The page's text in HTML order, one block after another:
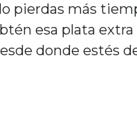
pierdas más
esa plata
donde estés